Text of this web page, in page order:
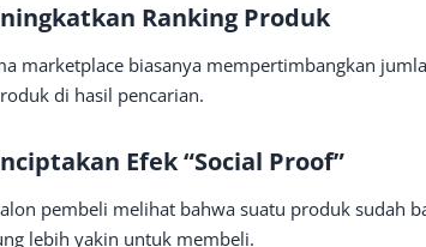
Ranking Produk
marketplace biasanya mempertimbangkan
di hasil pencarian.
Efek “Social Proof”
pembeli melihat bahwa suatu produk sudah
lebih yakin untuk membeli.